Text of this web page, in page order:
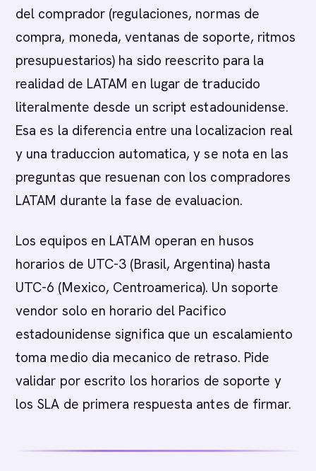
del comprador (regulaciones, normas de
compra, moneda, ventanas de soporte, ritmos
presupuestarios) ha sido reescrito para la
realidad de LATAM en lugar de traducido
literalmente desde un script estadounidense.
Esa es la diferencia entre una localizacion real
y una traduccion automatica, y se nota en las
preguntas que resuenan con los compradores
LATAM durante la fase de evaluacion.
Los equipos en LATAM operan en husos
horarios de UTC-3 (Brasil, Argentina) hasta
UTC-6 (Mexico, Centroamerica). Un soporte
vendor solo en horario del Pacifico
estadounidense significa que un escalamiento
toma medio dia mecanico de retraso. Pide
validar por escrito los horarios de soporte y
los SLA de primera respuesta antes de firmar.